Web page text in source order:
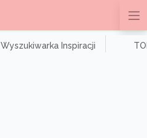
Wyszukiwarka Inspiracji